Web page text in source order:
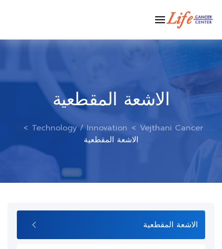
content
الاشعة المقطعية
Vejthani Cancer
>
Technology / Innovation
>
الاشعة المقطعية
الاشعة المقطعية